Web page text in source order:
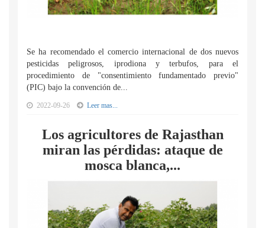
Se ha recomendado el comercio internacional de dos nuevos
pesticidas peligrosos, iprodiona y terbufos, para el
procedimiento de "consentimiento fundamentado previo"
(PIC) bajo la convención de...
2022-09-26 Leer mas...
Los agricultores de Rajasthan
miran las pérdidas: ataque de
mosca blanca,...